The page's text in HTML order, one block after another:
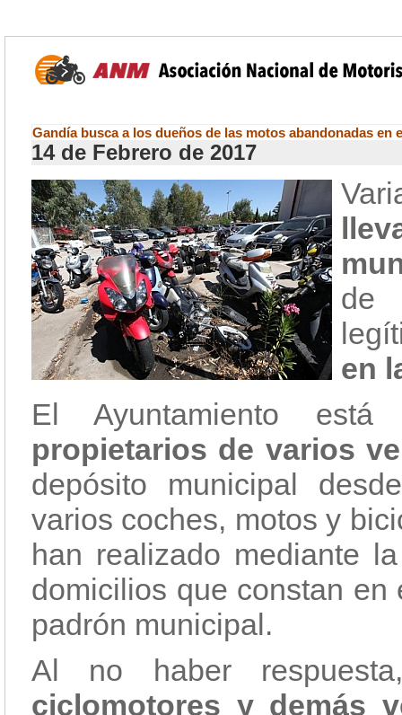
Gandía busca a los dueños de las motos abandonadas en
14 de Febrero de 2017
de
en
El Ayuntamiento
propietarios de varios
depósito municipal
varios coches, motos y
han realizado mediante
domicilios que constan
padrón municipal.
Al no haber
ciclomotores y demás